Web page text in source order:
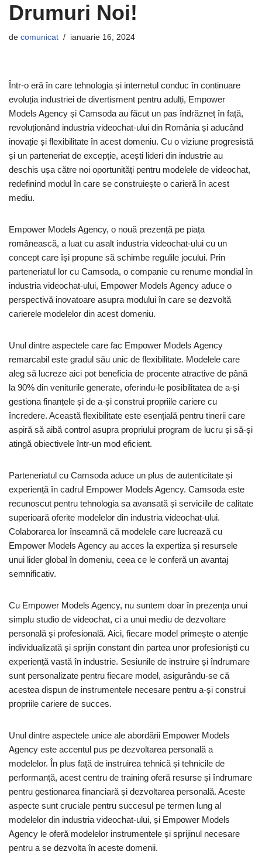
Drumuri Noi!
de comunicat ianuarie 16, 2024
Într-o eră în care tehnologia și internetul conduc în continuare
evoluția industriei de divertisment pentru adulți, Empower
Models Agency și Camsoda au făcut un pas îndrăzneț în față,
revoluționând industria videochat-ului din România și aducând
inovație și flexibilitate în acest domeniu. Cu o viziune progresistă
și un parteneriat de excepție, acești lideri din industrie au
deschis ușa către noi oportunități pentru modelele de videochat,
redefinind modul în care se construiește o carieră în acest
mediu.
Empower Models Agency, o nouă prezență pe piața
românească, a luat cu asalt industria videochat-ului cu un
concept care își propune să schimbe regulile jocului. Prin
parteneriatul lor cu Camsoda, o companie cu renume mondial în
industria videochat-ului, Empower Models Agency aduce o
perspectivă inovatoare asupra modului în care se dezvoltă
carierele modelelor din acest domeniu.
Unul dintre aspectele care fac Empower Models Agency
remarcabil este gradul său unic de flexibilitate. Modelele care
aleg să lucreze aici pot beneficia de procente atractive de până
la 90% din veniturile generate, oferindu-le posibilitatea de a-și
gestiona finanțele și de a-și construi propriile cariere cu
încredere. Această flexibilitate este esențială pentru tinerii care
aspiră să aibă control asupra propriului program de lucru și să-și
atingă obiectivele într-un mod eficient.
Parteneriatul cu Camsoda aduce un plus de autenticitate și
experiență în cadrul Empower Models Agency. Camsoda este
recunoscut pentru tehnologia sa avansată și serviciile de calitate
superioară oferite modelelor din industria videochat-ului.
Colaborarea lor înseamnă că modelele care lucrează cu
Empower Models Agency au acces la expertiza și resursele
unui lider global în domeniu, ceea ce le conferă un avantaj
semnificativ.
Cu Empower Models Agency, nu suntem doar în prezența unui
simplu studio de videochat, ci a unui mediu de dezvoltare
personală și profesională. Aici, fiecare model primește o atenție
individualizată și sprijin constant din partea unor profesioniști cu
experiență vastă în industrie. Sesiunile de instruire și îndrumare
sunt personalizate pentru fiecare model, asigurându-se că
acestea dispun de instrumentele necesare pentru a-și construi
propriile cariere de succes.
Unul dintre aspectele unice ale abordării Empower Models
Agency este accentul pus pe dezvoltarea personală a
modelelor. În plus față de instruirea tehnică și tehnicile de
performanță, acest centru de training oferă resurse și îndrumare
pentru gestionarea financiară și dezvoltarea personală. Aceste
aspecte sunt cruciale pentru succesul pe termen lung al
modelelor din industria videochat-ului, și Empower Models
Agency le oferă modelelor instrumentele și sprijinul necesare
pentru a se dezvolta în aceste domenii.